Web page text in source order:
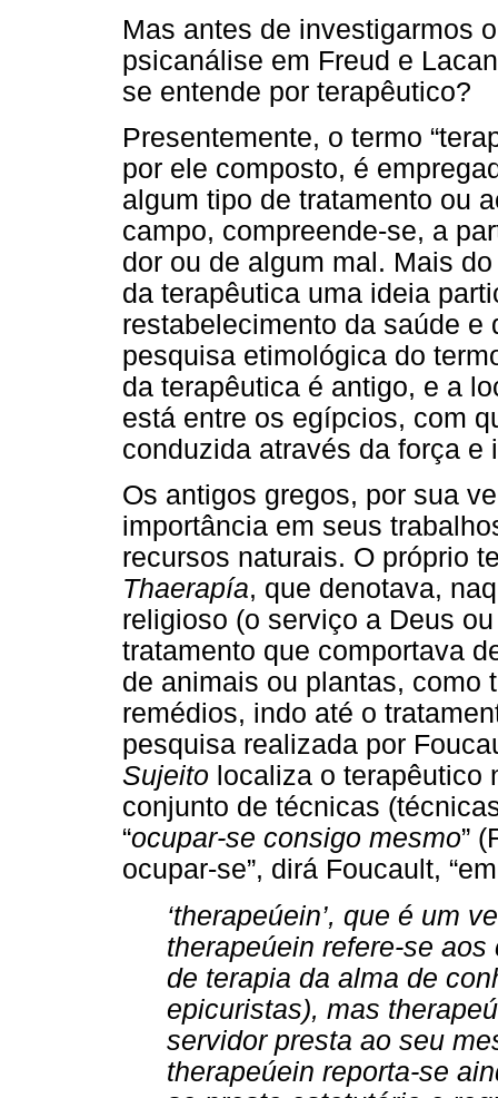
Mas antes de investigarmos
psicanálise em Freud e
se entende por terapêutico?
Presentemente, o termo
por ele composto, é
algum tipo de tratamento ou
campo, compreende-se, a
dor ou de algum mal. Mais
da terapêutica uma ideia
restabelecimento da saúde
pesquisa etimológica do
da terapêutica é antigo, e a
está entre os egípcios, com
conduzida através da força
Os antigos gregos, por sua
importância em seus
recursos naturais. O próprio
Thaerapía, que denotava,
religioso (o serviço a Deus
tratamento que comportava
de animais ou plantas, como
remédios, indo até o
pesquisa realizada por
Sujeito localiza o terapêutico
conjunto de técnicas
“ocupar-se consigo mesmo”
ocupar-se”, dirá Foucault,
‘therapeúein’, que é um
therapeúein refere-se
de terapia da alma de
epicuristas), mas
servidor presta ao seu
therapeúein reporta-se